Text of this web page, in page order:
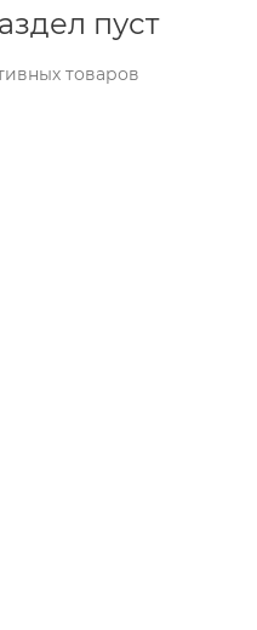
пуст
товаров